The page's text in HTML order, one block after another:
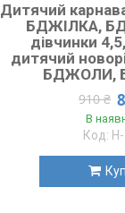
Дитячий
БДЖІЛКА,
дівчинки
дитячий
БДЖОЛИ,
910 ₴
В